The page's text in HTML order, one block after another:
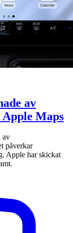
av
Maps
av
påverkar
Apple har skickat